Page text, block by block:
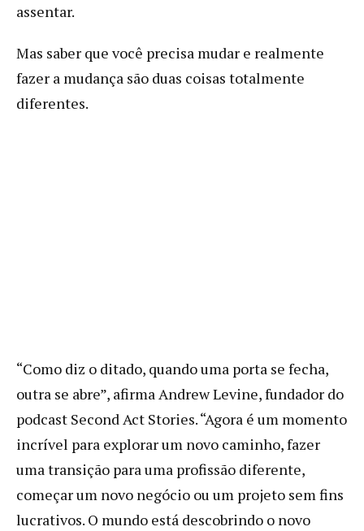
assentar.
Mas saber que você precisa mudar e realmente
fazer a mudança são duas coisas totalmente
diferentes.
“Como diz o ditado, quando uma porta se fecha,
outra se abre”, afirma Andrew Levine, fundador do
podcast Second Act Stories. “Agora é um momento
incrível para explorar um novo caminho, fazer
uma transição para uma profissão diferente,
começar um novo negócio ou um projeto sem fins
lucrativos. O mundo está descobrindo o novo